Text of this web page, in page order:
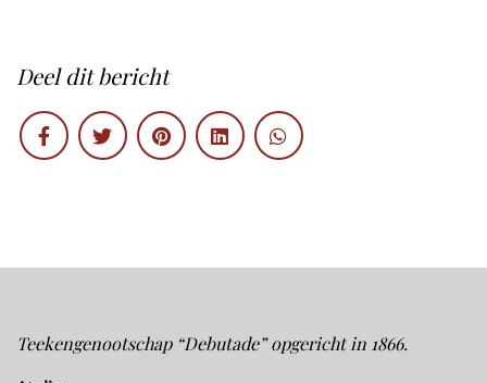
Deel dit bericht
Teekengenootschap “Debutade” opgericht in 1866.